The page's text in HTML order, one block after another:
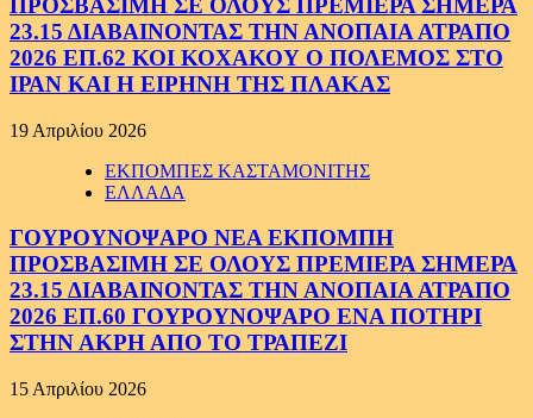
ΠΡΟΣΒΑΣΙΜΗ ΣΕ ΟΛΟΥΣ ΠΡΕΜΙΕΡΑ ΣΗΜΕΡΑ
23.15 ΔΙΑΒΑΙΝΟΝΤΑΣ ΤΗΝ ΑΝΟΠΑΙΑ ΑΤΡΑΠΟ
2026 ΕΠ.62 ΚΟΙ ΚΟΧΑΚΟΥ Ο ΠΟΛΕΜΟΣ ΣΤΟ
ΙΡΑΝ ΚΑΙ Η ΕΙΡΗΝΗ ΤΗΣ ΠΛΑΚΑΣ
19 Απριλίου 2026
ΕΚΠΟΜΠΕΣ ΚΑΣΤΑΜΟΝΙΤΗΣ
ΕΛΛΑΔΑ
ΓΟΥΡΟΥΝΟΨΑΡΟ ΝΕΑ ΕΚΠΟΜΠΗ
ΠΡΟΣΒΑΣΙΜΗ ΣΕ ΟΛΟΥΣ ΠΡΕΜΙΕΡΑ ΣΗΜΕΡΑ
23.15 ΔΙΑΒΑΙΝΟΝΤΑΣ ΤΗΝ ΑΝΟΠΑΙΑ ΑΤΡΑΠΟ
2026 ΕΠ.60 ΓΟΥΡΟΥΝΟΨΑΡΟ ΕΝΑ ΠΟΤΗΡΙ
ΣΤΗΝ ΑΚΡΗ ΑΠΟ ΤΟ ΤΡΑΠΕΖΙ
15 Απριλίου 2026